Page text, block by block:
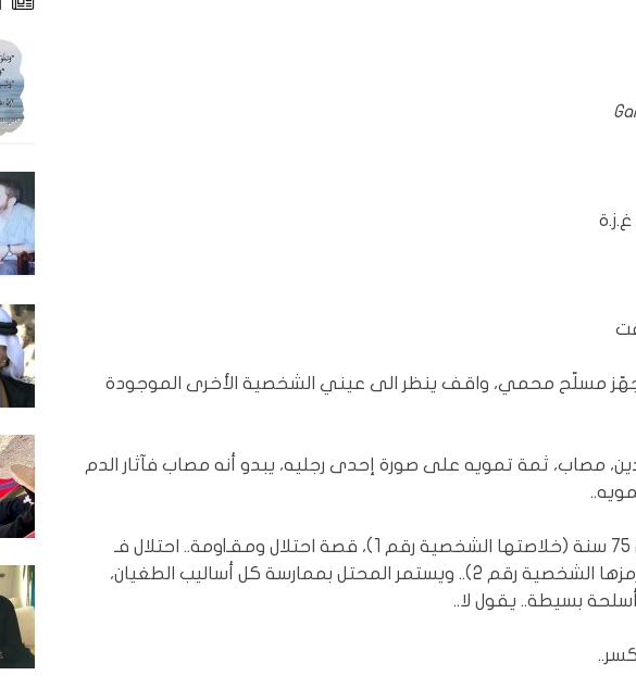
مسلّح محمي، واقف ينظر الى عيني الشخصية الأخرى الموجودة
مصاب، ثمة تمويه على صورة إحدى رجليه، يبدو أنه مصاب فآثار الدم
عمرها أكثر من 75 سنة (خلاصتها الشخصية رقم 1)، قصة احتلال ومقـIومة.. احتلال فـ
مقـIومة ثم احتلال ومقـIومة (رمزها الشخصية رقم 2).. ويستمر المحتل بممارسة كل أساليب الطغيان،
بسيطة.. يقول لا..